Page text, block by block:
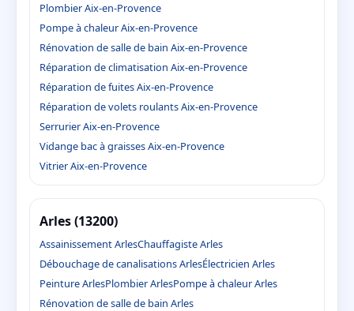
Plombier Aix-en-Provence
Pompe à chaleur Aix-en-Provence
Rénovation de salle de bain Aix-en-Provence
Réparation de climatisation Aix-en-Provence
Réparation de fuites Aix-en-Provence
Réparation de volets roulants Aix-en-Provence
Serrurier Aix-en-Provence
Vidange bac à graisses Aix-en-Provence
Vitrier Aix-en-Provence
Arles (13200)
Assainissement ArlesChauffagiste Arles
Débouchage de canalisations ArlesÉlectricien Arles
Peinture ArlesPlombier ArlesPompe à chaleur Arles
Rénovation de salle de bain Arles